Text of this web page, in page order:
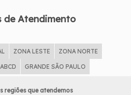
de Atendimento
ZONA LESTE ZONA NORTE
ABCD GRANDE SÃO PAULO
regiões que atendemos